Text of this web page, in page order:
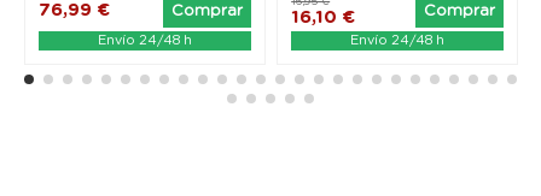
76,99 € Comprar
Envío 24/48 h
16,10 € Comprar
Envío 24/48 h